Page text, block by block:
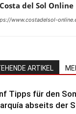
Costa del Sol Online
www.costadelsol-
ARTIKEL
Tipps für den
abseits der